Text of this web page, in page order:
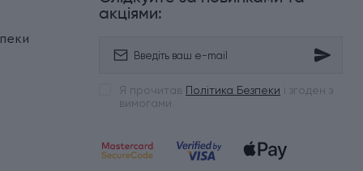
акціями:
Я прочитав Політика Безпеки і згоден з
вимогами